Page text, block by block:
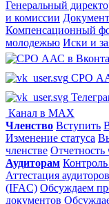
Генеральный
и комиссии
Компенсационный
молодежью Иски и
СРО
Канал в MAX
Членство Вступить
Изменение статуса
членстве
Аудиторам Контроль
Аттестация аудиторов
(IFAC) Обсуждаем
документов